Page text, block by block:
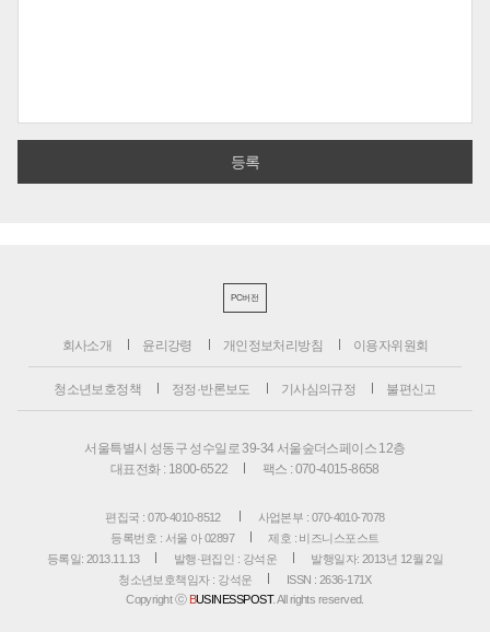
PC버전
회사소개 윤리강령 개인정보처리방침 이용자위원회
청소년보호정책 정정·반론보도 기사심의규정 불편신고
서울특별시 성동구 성수일로 39-34 서울숲더스페이스 12층
대표전화 : 1800-6522
팩스 : 070-4015-8658
편집국 : 070-4010-8512
사업본부 : 070-4010-7078
등록번호 : 서울 아 02897
제호 : 비즈니스포스트
등록일: 2013.11.13
발행·편집인 : 강석운
발행일자: 2013년 12월 2일
청소년보호책임자 : 강석운
ISSN : 2636-171X
Copyright ⓒ BUSINESSPOST. All rights reserved.